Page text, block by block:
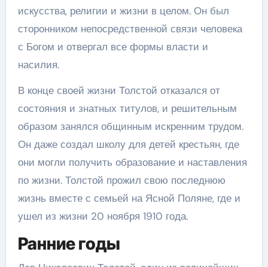
искусства, религии и жизни в целом. Он был
сторонником непосредственной связи человека
с Богом и отвергал все формы власти и
насилия.
В конце своей жизни Толстой отказался от
состояния и знатных титулов, и решительным
образом занялся общинным искренним трудом.
Он даже создал школу для детей крестьян, где
они могли получить образование и наставления
по жизни. Толстой прожил свою последнюю
жизнь вместе с семьей на Ясной Поляне, где и
ушел из жизни 20 ноября 1910 года.
Ранние годы